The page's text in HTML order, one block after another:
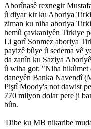
Aborînasê rexnegir
û diyar kir ku Aboriya
ziman ku niha aboriya
hemû çavkaniyên Tirkiye
Li gorî Sonmez aboriya
payizê bûye û sedema vê
da zanîn ku Saziya
û wiha got: "Niha hikûmet
daneyên Banka Navendî
Piştî Moody's not dawist
770 milyon dolar pere ji
bûn.
'Dibe ku MB nikaribe